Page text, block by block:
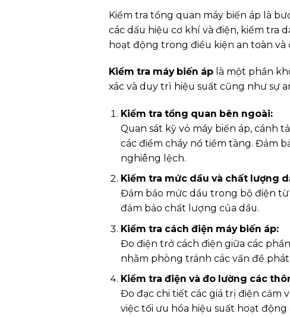
Kiểm tra tổng quan máy biến áp là
các dấu hiệu cơ khí và điện, kiểm tra
hoạt động trong điều kiện an toàn
Kiểm tra máy biến áplà một phần
xác và duy trì hiệu suất cũng như sự
Kiểm tra tổng quan bên ngoài:
Quan sát kỹ vỏ máy biến áp, cánh
các điểm cháy nổ tiềm tàng. Đảm
nghiêng lệch.
Kiểm tra mức dầu và chất lượng
Đảm bảo mức dầu trong bộ điện từ
đảm bảo chất lượng của dầu.
Kiểm tra cách điện máy biến áp:
Đo điện trở cách điện giữa các
nhằm phòng tránh các vấn đề phát
Kiểm tra điện và đo lường các
Đo đạc chi tiết các giá trị điện cảm
việc tối ưu hóa hiệu suất hoạt động